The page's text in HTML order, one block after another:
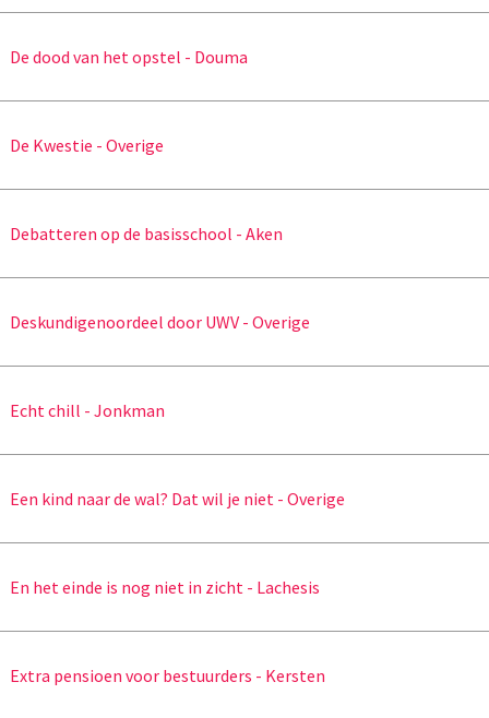
De dood van het opstel - Douma
De Kwestie - Overige
Debatteren op de basisschool - Aken
Deskundigenoordeel door UWV - Overige
Echt chill - Jonkman
Een kind naar de wal? Dat wil je niet - Overige
En het einde is nog niet in zicht - Lachesis
Extra pensioen voor bestuurders - Kersten